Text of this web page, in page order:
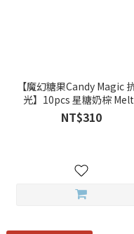
【魔幻糖果Candy Magic
光】10pcs 星糖奶棕
Brown 彩色日拋
NT$310